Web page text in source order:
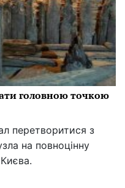
головною точкою
перетворитися з
на повноцінну